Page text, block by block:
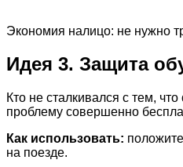
Экономия налицо: не нужно
Идея 3. Защита
Кто не сталкивался с тем,
проблему совершенно
Как использовать:
на поезде.